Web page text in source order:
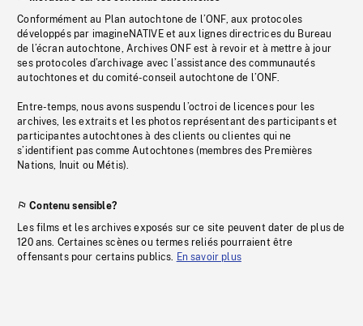
Conformément au Plan autochtone de l’ONF, aux protocoles
développés par imagineNATIVE et aux lignes directrices du Bureau
de l’écran autochtone, Archives ONF est à revoir et à mettre à jour
ses protocoles d’archivage avec l’assistance des communautés
autochtones et du comité-conseil autochtone de l’ONF.
Entre-temps, nous avons suspendu l’octroi de licences pour les
archives, les extraits et les photos représentant des participants et
participantes autochtones à des clients ou clientes qui ne
s’identifient pas comme Autochtones (membres des Premières
Nations, Inuit ou Métis).
Contenu sensible?
Les films et les archives exposés sur ce site peuvent dater de plus de
120 ans. Certaines scènes ou termes reliés pourraient être
offensants pour certains publics. En savoir plus